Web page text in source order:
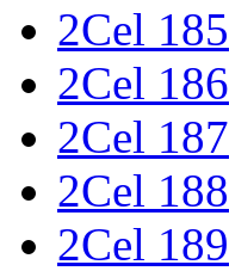
2Cel 185
2Cel 186
2Cel 187
2Cel 188
2Cel 189